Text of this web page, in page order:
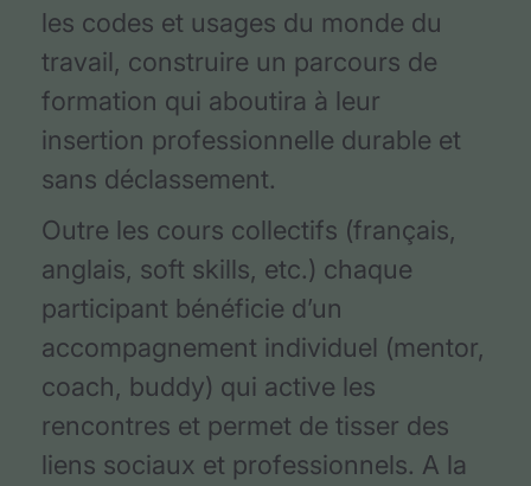
les codes et usages du monde du
travail, construire un parcours de
formation qui aboutira à leur
insertion professionnelle durable et
sans déclassement.
Outre les cours collectifs (français,
anglais, soft skills, etc.) chaque
participant bénéficie d’un
accompagnement individuel (mentor,
coach, buddy) qui active les
rencontres et permet de tisser des
liens sociaux et professionnels. A la